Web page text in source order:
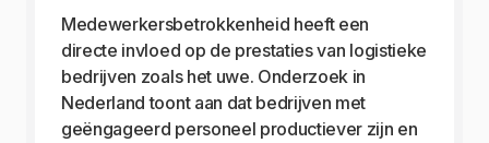
Medewerkersbetrokkenheid heeft een
directe invloed op de prestaties van logistieke
bedrijven zoals het uwe. Onderzoek in
Nederland toont aan dat bedrijven met
geëngageerd personeel productiever zijn en